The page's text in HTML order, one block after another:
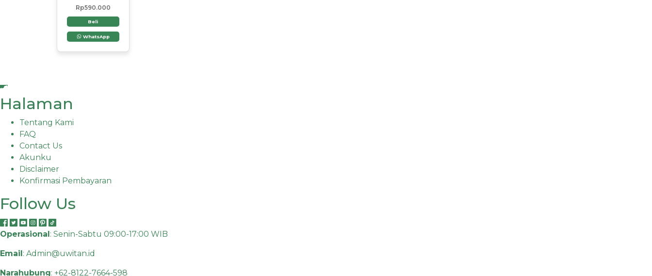
Rp590.000
Beli
WhatsApp
Halaman
Tentang Kami
FAQ
Contact Us
Akunku
Disclaimer
Konfirmasi Pembayaran
Follow Us
Operasional: Senin-Sabtu 09:00-17:00 WIB
Email: Admin@uwitan.id
Narahubung: +62-8122-7664-598